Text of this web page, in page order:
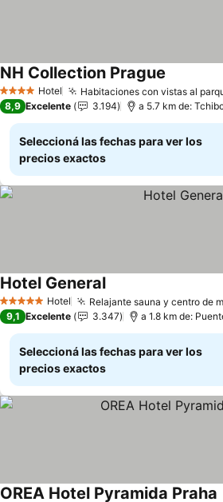
4 EstrellasHotel Habitaciones con vistas al
NH Collection Prague
8,9 Excelente 3.194 a 5.7 km de:
Seleccioná las fechas para ver los
precios exactos
5 Estrellas Hotel Relajante sauna y centro de
Hotel General
9,1 Excelente 3.347 a 1.8 km de:
Seleccioná las fechas para ver los
precios exactos
OREA Hotel Pyramida Praha